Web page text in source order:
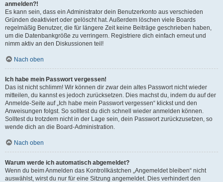
anmelden?!
Es kann sein, dass ein Administrator dein Benutzerkonto aus verschieden
Gründen deaktiviert oder gelöscht hat. Außerdem löschen viele Boards
regelmäßig Benutzer, die für längere Zeit keine Beiträge geschrieben haben,
um die Datenbankgröße zu verringern. Registriere dich einfach erneut und
nimm aktiv an den Diskussionen teil!
Nach oben
Ich habe mein Passwort vergessen!
Das ist nicht schlimm! Wir können dir zwar dein altes Passwort nicht wieder
mitteilen, du kannst es jedoch zurücksetzen. Dies machst du, indem du auf der
Anmelde-Seite auf „Ich habe mein Passwort vergessen“ klickst und den
Anweisungen folgst. So solltest du dich schnell wieder anmelden können.
Solltest du trotzdem nicht in der Lage sein, dein Passwort zurückzusetzen, so
wende dich an die Board-Administration.
Nach oben
Warum werde ich automatisch abgemeldet?
Wenn du beim Anmelden das Kontrollkästchen „Angemeldet bleiben“ nicht
auswählst, wirst du nur für eine Sitzung angemeldet. Dies verhindert den